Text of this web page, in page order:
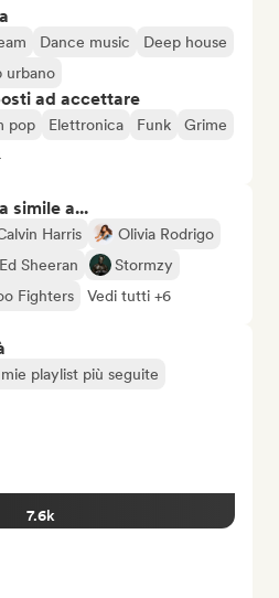
Dance music
Deep house
urbano
ad accettare
pop Elettronica Funk
Grime
simile a...
Harris
Olivia Rodrigo
Ed Sheeran
Stormzy
Fighters Vedi tutti +6
playlist più seguite
7.6k